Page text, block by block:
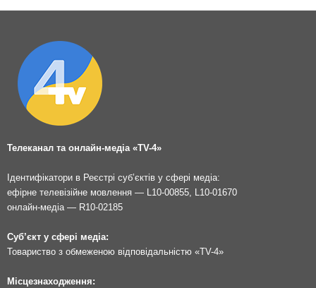
Телеканал та онлайн-медіа «TV-4»
Ідентифікатори в Реєстрі суб’єктів у сфері медіа:
ефірне телевізійне мовлення — L10-00855, L10-01670
онлайн-медіа — R10-02185
Суб’єкт у сфері медіа:
Товариство з обмеженою відповідальністю «TV-4»
Місцезнаходження: